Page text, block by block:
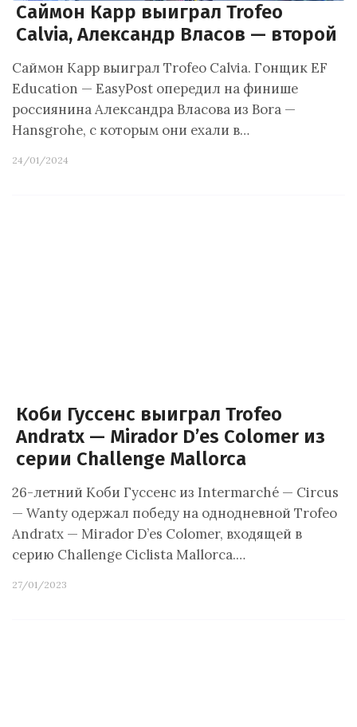
Саймон Карр выиграл Trofeo
Calvia, Александр Власов — второй
Саймон Карр выиграл Trofeo Calvia. Гонщик EF
Education — EasyPost опередил на финише
россиянина Александра Власова из Bora —
Hansgrohe, с которым они ехали в…
24/01/2024
Коби Гуссенс выиграл Trofeo
Andratx — Mirador D’es Colomer из
серии Challenge Mallorca
26-летний Коби Гуссенс из Intermarché — Circus
— Wanty одержал победу на однодневной Trofeo
Andratx — Mirador D’es Colomer, входящей в
серию Challenge Ciclista Mallorca.…
27/01/2023